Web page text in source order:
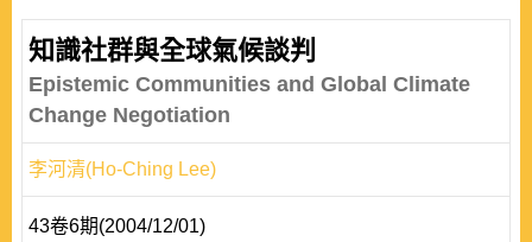
知識社群與全球氣候談判
Epistemic Communities and Global Climate
Change Negotiation
李河清(Ho-Ching Lee)
43卷6期(2004/12/01)